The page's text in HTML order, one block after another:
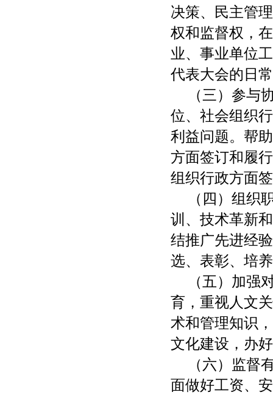
决策、民主管
权和监督权，
业、事业单位
代表大会的日
（三）参与
位、社会组织
利益问题。帮
方面签订和履
组织行政方面
（四）组织
训、技术革新
结推广先进经
选、表彰、培
（五）加强
育，重视人文
术和管理知识
文化建设，办
（六）监督
面做好工资、